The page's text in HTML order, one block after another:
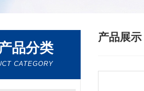
品分类
CATEGORY
产品展示